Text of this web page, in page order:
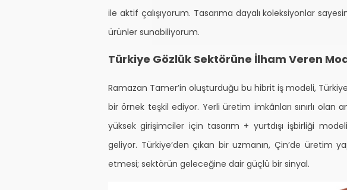
ile aktif çalışıyorum. Tasarıma dayalı koleksiyonlar
ürünler sunabiliyorum.
Türkiye Gözlük Sektörüne İlham Veren
Ramazan Tamer’in oluşturduğu bu hibrit iş modeli,
bir örnek teşkil ediyor. Yerli üretim imkânları sınırlı olan
yüksek girişimciler için tasarım + yurtdışı işbirliği
geliyor. Türkiye’den çıkan bir uzmanın, Çin’de üretim
etmesi; sektörün geleceğine dair güçlü bir sinyal.